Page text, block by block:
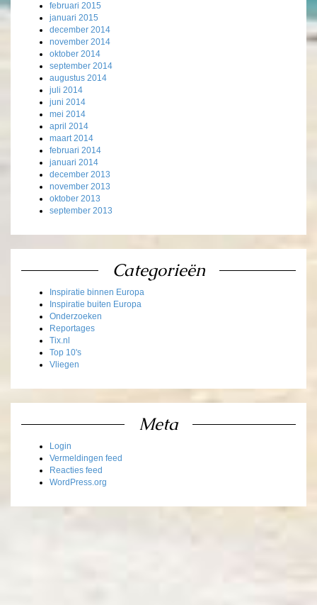
februari 2015
januari 2015
december 2014
november 2014
oktober 2014
september 2014
augustus 2014
juli 2014
juni 2014
mei 2014
april 2014
maart 2014
februari 2014
januari 2014
december 2013
november 2013
oktober 2013
september 2013
Categorieën
Inspiratie binnen Europa
Inspiratie buiten Europa
Onderzoeken
Reportages
Tix.nl
Top 10's
Vliegen
Meta
Login
Vermeldingen feed
Reacties feed
WordPress.org